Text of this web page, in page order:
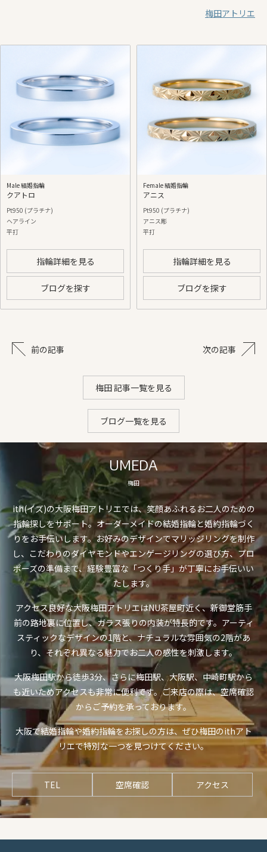
梅田アトリエ
Male 結婚指輪
クアトロ
Pt950 (プラチナ)
ヘアライン
平打
指輪詳細を見る
ブログを探す
Female 結婚指輪
アニス
Pt950 (プラチナ)
アニス彫
平打
指輪詳細を見る
ブログを探す
前の記事 次の記事
梅田 記事一覧を見る
ブログ一覧を見る
UMEDA
梅田
ith(イズ)の大阪梅田アトリエでは、笑顔あふれるお二人のための
指輪探しをサポート。オーダーメイドの結婚指輪と婚約指輪づく
りをお手伝いします。お好みのデザインでマリッジリングを制作
し、こだわりのダイヤモンドやエンゲージリングの選び方、プロ
ポーズの準備まで、経験豊富な「つくり手」が丁寧にお手伝いい
たします。
アクセス良好な大阪梅田アトリエはNU茶屋町近く、新御堂筋手
前の路地裏に位置し、ガラス張りの内装が特長的です。アーティ
スティックなデザインの1階と、ナチュラルな雰囲気の2階があ
り、それぞれ異なる魅力でお二人の感性を刺激します。
大阪梅田駅から徒歩3分、さらに梅田駅、大阪駅、中崎町駅から
も近いためアクセスも非常に便利です。ご来店の際は、空席確認
からご予約を承っております。
大阪で結婚指輪や婚約指輪をお探しの方は、ぜひ梅田のithアト
リエで特別な一つを見つけてください。
TEL 空席確認 アクセス